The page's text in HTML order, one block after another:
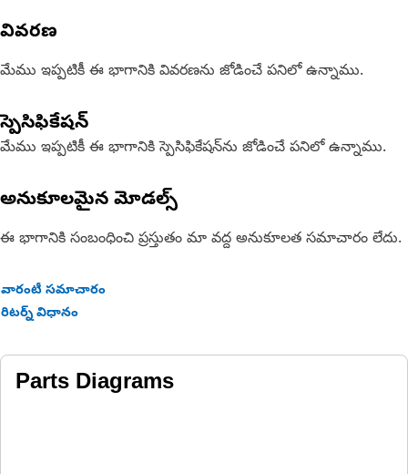
వివరణ
మేము ఇప్పటికీ ఈ భాగానికి వివరణను జోడించే పనిలో ఉన్నాము.
స్పెసిఫికేషన్
మేము ఇప్పటికీ ఈ భాగానికి స్పెసిఫికేషన్‌ను జోడించే పనిలో ఉన్నాము.
అనుకూలమైన మోడల్స్
ఈ భాగానికి సంబంధించి ప్రస్తుతం మా వద్ద అనుకూలత సమాచారం లేదు.
వారంటీ సమాచారం
రిటర్న్ విధానం
Parts Diagrams